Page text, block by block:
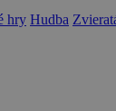
hry Hudba